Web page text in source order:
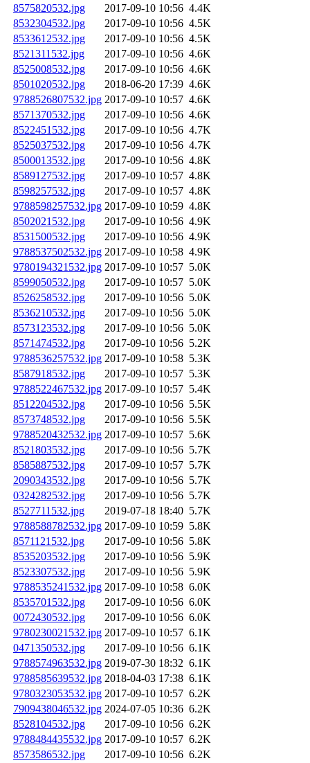
8575820532.jpg
2017-09-10 10:56 4.4K
8532304532.jpg
2017-09-10 10:56 4.5K
8533612532.jpg
2017-09-10 10:56 4.5K
8521311532.jpg
2017-09-10 10:56 4.6K
8525008532.jpg
2017-09-10 10:56 4.6K
8501020532.jpg
2018-06-20 17:39 4.6K
9788526807532.jpg 2017-09-10 10:57 4.6K
8571370532.jpg
2017-09-10 10:56 4.6K
8522451532.jpg
2017-09-10 10:56 4.7K
8525037532.jpg
2017-09-10 10:56 4.7K
8500013532.jpg
2017-09-10 10:56 4.8K
8589127532.jpg
2017-09-10 10:57 4.8K
8598257532.jpg
2017-09-10 10:57 4.8K
9788598257532.jpg 2017-09-10 10:59 4.8K
8502021532.jpg
2017-09-10 10:56 4.9K
8531500532.jpg
2017-09-10 10:56 4.9K
9788537502532.jpg 2017-09-10 10:58 4.9K
9780194321532.jpg 2017-09-10 10:57 5.0K
8599050532.jpg
2017-09-10 10:57 5.0K
8526258532.jpg
2017-09-10 10:56 5.0K
8536210532.jpg
2017-09-10 10:56 5.0K
8573123532.jpg
2017-09-10 10:56 5.0K
8571474532.jpg
2017-09-10 10:56 5.2K
9788536257532.jpg 2017-09-10 10:58 5.3K
8587918532.jpg
2017-09-10 10:57 5.3K
9788522467532.jpg 2017-09-10 10:57 5.4K
8512204532.jpg
2017-09-10 10:56 5.5K
8573748532.jpg
2017-09-10 10:56 5.5K
9788520432532.jpg 2017-09-10 10:57 5.6K
8521803532.jpg
2017-09-10 10:56 5.7K
8585887532.jpg
2017-09-10 10:57 5.7K
2090343532.jpg
2017-09-10 10:56 5.7K
0324282532.jpg
2017-09-10 10:56 5.7K
8527711532.jpg
2019-07-18 18:40 5.7K
9788588782532.jpg 2017-09-10 10:59 5.8K
8571121532.jpg
2017-09-10 10:56 5.8K
8535203532.jpg
2017-09-10 10:56 5.9K
8523307532.jpg
2017-09-10 10:56 5.9K
9788535241532.jpg 2017-09-10 10:58 6.0K
8535701532.jpg
2017-09-10 10:56 6.0K
0072430532.jpg
2017-09-10 10:56 6.0K
9780230021532.jpg 2017-09-10 10:57 6.1K
0471350532.jpg
2017-09-10 10:56 6.1K
9788574963532.jpg 2019-07-30 18:32 6.1K
9788585639532.jpg 2018-04-03 17:38 6.1K
9780323053532.jpg 2017-09-10 10:57 6.2K
7909438046532.jpg 2024-07-05 10:36 6.2K
8528104532.jpg
2017-09-10 10:56 6.2K
9788484435532.jpg 2017-09-10 10:57 6.2K
8573586532.jpg
2017-09-10 10:56 6.2K